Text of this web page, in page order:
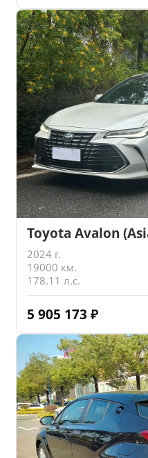
Toyota Avalon
2024 г.
19000 км.
178.11 л.с.
5 905 173 ₽